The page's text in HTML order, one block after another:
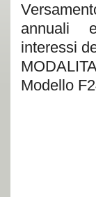
annuali
interessi
Modello